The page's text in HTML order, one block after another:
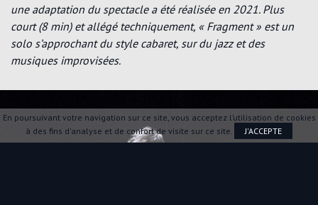
En poursuivant votre navigation sur ce site, vous acceptez l’utilisation de cookies
à des fins d'analyse et de confort de visite sur ce site.
J'ACCEPTE
une adaptation du spectacle a été réalisée en 2021. Plus
court (8 min) et allégé techniquement, « Fragment » est un
solo s’approchant du style cabaret, sur du jazz et des
musiques improvisées.